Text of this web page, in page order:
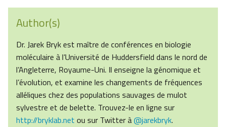
Author(s)
Dr. Jarek Bryk est maître de conférences en biologie
moléculaire à l’Université de Huddersfield dans le nord de
l’Angleterre, Royaume-Uni. Il enseigne la génomique et
l’évolution, et examine les changements de fréquences
alléliques chez des populations sauvages de mulot
sylvestre et de belette. Trouvez-le en ligne sur
http://bryklab.net ou sur Twitter à@jarekbryk.